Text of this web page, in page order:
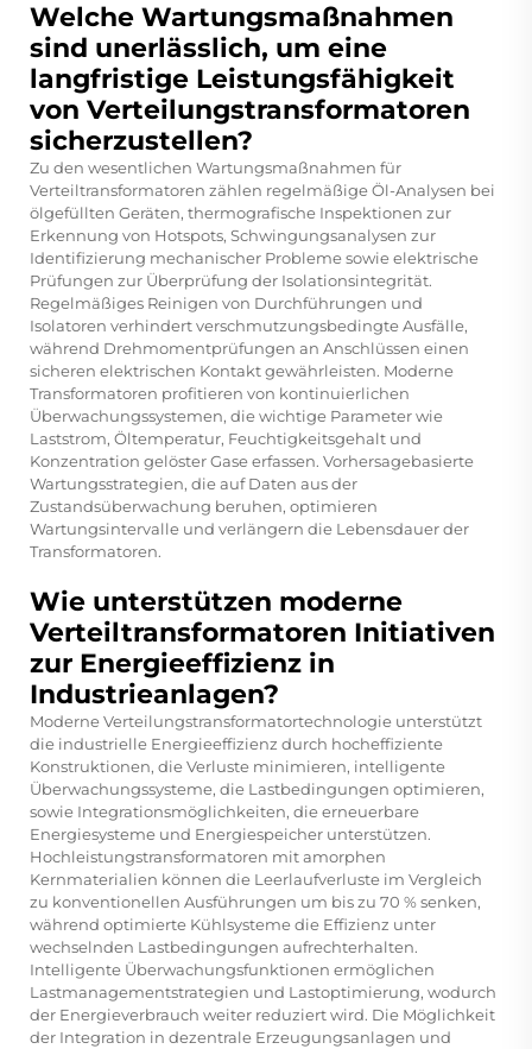
Welche Wartungsmaßnahmen
sind unerlässlich, um eine
langfristige Leistungsfähigkeit
von Verteilungstransformatoren
sicherzustellen?
Zu den wesentlichen Wartungsmaßnahmen für
Verteiltransformatoren zählen regelmäßige Öl-Analysen bei
ölgefüllten Geräten, thermografische Inspektionen zur
Erkennung von Hotspots, Schwingungsanalysen zur
Identifizierung mechanischer Probleme sowie elektrische
Prüfungen zur Überprüfung der Isolationsintegrität.
Regelmäßiges Reinigen von Durchführungen und
Isolatoren verhindert verschmutzungsbedingte Ausfälle,
während Drehmomentprüfungen an Anschlüssen einen
sicheren elektrischen Kontakt gewährleisten. Moderne
Transformatoren profitieren von kontinuierlichen
Überwachungssystemen, die wichtige Parameter wie
Laststrom, Öltemperatur, Feuchtigkeitsgehalt und
Konzentration gelöster Gase erfassen. Vorhersagebasierte
Wartungsstrategien, die auf Daten aus der
Zustandsüberwachung beruhen, optimieren
Wartungsintervalle und verlängern die Lebensdauer der
Transformatoren.
Wie unterstützen moderne
Verteiltransformatoren Initiativen
zur Energieeffizienz in
Industrieanlagen?
Moderne Verteilungstransformatortechnologie unterstützt
die industrielle Energieeffizienz durch hocheffiziente
Konstruktionen, die Verluste minimieren, intelligente
Überwachungssysteme, die Lastbedingungen optimieren,
sowie Integrationsmöglichkeiten, die erneuerbare
Energiesysteme und Energiespeicher unterstützen.
Hochleistungstransformatoren mit amorphen
Kernmaterialien können die Leerlaufverluste im Vergleich
zu konventionellen Ausführungen um bis zu 70 % senken,
während optimierte Kühlsysteme die Effizienz unter
wechselnden Lastbedingungen aufrechterhalten.
Intelligente Überwachungsfunktionen ermöglichen
Lastmanagementstrategien und Lastoptimierung, wodurch
der Energieverbrauch weiter reduziert wird. Die Möglichkeit
der Integration in dezentrale Erzeugungsanlagen und